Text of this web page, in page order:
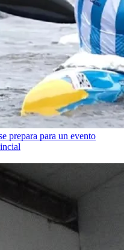
prepara para un evento